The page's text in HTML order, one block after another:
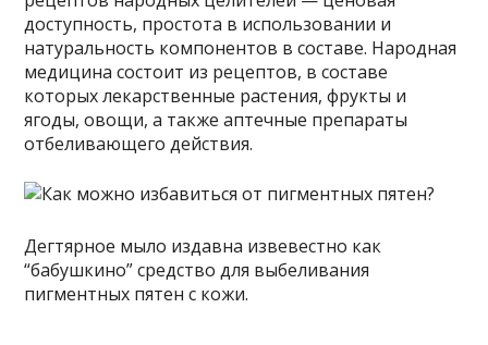
доступность, простота в использовании и
натуральность компонентов в составе. Народная
медицина состоит из рецептов, в составе
которых лекарственные растения, фрукты и
ягоды, овощи, а также аптечные препараты
отбеливающего действия.
Дегтярное мыло издавна извевестно как
“бабушкино” средство для выбеливания
пигментных пятен с кожи.